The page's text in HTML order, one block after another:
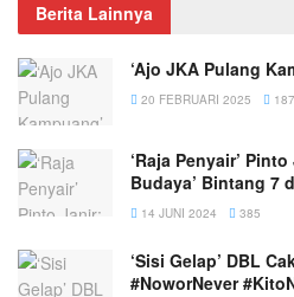
Berita Lainnya
‘Ajo JKA Pulang
20 FEBRUARI 2025 187
‘Raja Penyair’
Budaya’ Bintang 7
14 JUNI 2024 385
‘Sisi Gelap’ DBL
#NoworNever